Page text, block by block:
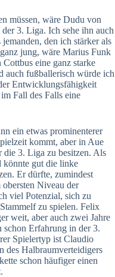
müssen, wäre Dudu von
3. Liga. Ich sehe ihn auch
den ich stärker als
jung, wäre Marius Funk
eine ganz starke
auch fußballerisch würde ich
Entwicklungsfähigkeit
Fall des Falls eine
ein etwas prominenterer
kommt, aber in Aue
die 3. Liga zu besitzen. Als
könnte gut die linke
Er dürfte, zumindest
Niveau der
viel Potenzial, sich zu
zu spielen. Felix
weit, aber auch zwei Jahre
schon Erfahrung in der 3.
Spielertyp ist Claudio
des Halbraumverteidigers
schon häufiger einen